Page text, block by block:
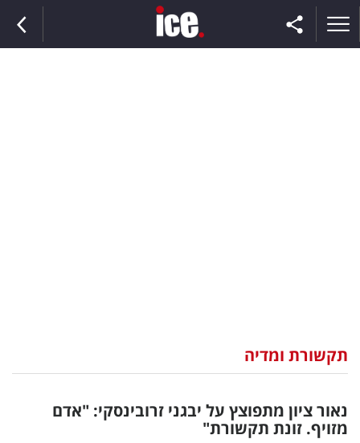
וצרכנות
דיגיטל
תקשורת ומדיה
נאור ציון מתפוצץ על יבגני זרובינסקי: "אדם
מזויף. זונת תקשורת"